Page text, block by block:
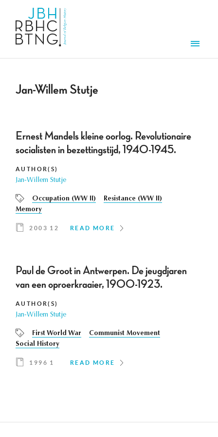
Jan-Willem Stutje
Ernest Mandels kleine oorlog. Revolutionaire
socialisten in bezettingstijd, 1940-1945.
AUTHOR(S)
Jan-Willem Stutje
Occupation (WW II)
Resistance (WW II)
Memory
2003 12 READ MORE
Paul de Groot in Antwerpen. De jeugdjaren
van een oproerkraaier, 1900-1923.
AUTHOR(S)
Jan-Willem Stutje
First World War
Communist Movement
Social History
1996 1 READ MORE